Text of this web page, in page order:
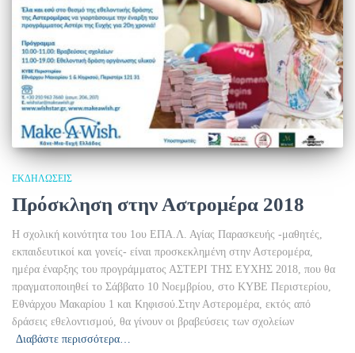
ΕΚΔΗΛΩΣΕΙΣ
Πρόσκληση στην Αστρομέρα 2018
Η σχολική κοινότητα του 1ου ΕΠΑ.Λ. Αγίας Παρασκευής -μαθητές,
εκπαιδευτικοί και γονείς- είναι προσκεκλημένη στην Αστερομέρα,
ημέρα έναρξης του προγράμματος ΑΣΤΕΡΙ ΤΗΣ ΕΥΧΗΣ 2018, που θα
πραγματοποιηθεί το Σάββατο 10 Νοεμβρίου, στο ΚΥΒΕ Περιστερίου,
Εθνάρχου Μακαρίου 1 και Κηφισού.Στην Αστερομέρα, εκτός από
δράσεις εθελοντισμού, θα γίνουν οι βραβεύσεις των σχολείων
Διαβάστε περισσότερα…